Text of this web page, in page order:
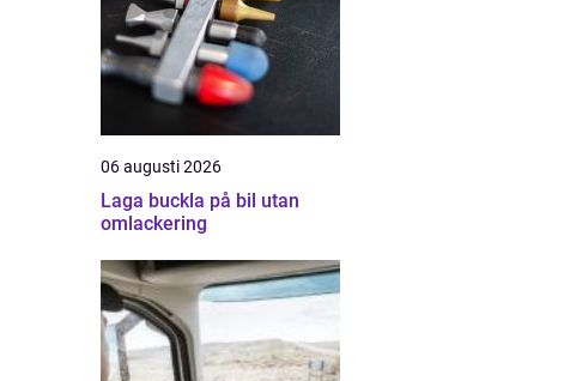
06 augusti 2026
Laga buckla på bil utan
omlackering